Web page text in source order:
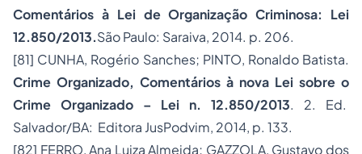
Comentários à Lei de Organização Criminosa: Lei
12.850/2013.São Paulo: Saraiva, 2014. p. 206.
[81] CUNHA, Rogério Sanches; PINTO, Ronaldo Batista.
Crime Organizado, Comentários à nova Lei sobre o
Crime Organizado – Lei n. 12.850/2013. 2. Ed.
Salvador/BA: Editora JusPodvim, 2014, p. 133.
[82] FERRO, Ana Luiza Almeida; GAZZOLA, Gustavo dos